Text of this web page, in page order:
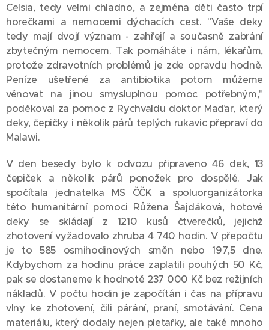
Celsia, tedy velmi chladno, a zejména děti často trpí
horečkami a nemocemi dýchacích cest. "Vaše deky
tedy mají dvojí význam - zahřejí a současně zabrání
zbytečným nemocem. Tak pomáháte i nám, lékařům,
protože zdravotních problémů je zde opravdu hodně.
Peníze ušetřené za antibiotika potom můžeme
věnovat na jinou smysluplnou pomoc potřebným,"
poděkoval za pomoc z Rychvaldu doktor Maďar, který
deky, čepičky i několik párů teplých rukavic přepraví do
Malawi.
V den besedy bylo k odvozu připraveno 46 dek, 13
čepiček a několik párů ponožek pro dospělé. Jak
spočítala jednatelka MS ČČK a spoluorganizátorka
této humanitární pomoci Růžena Šajdáková, hotové
deky se skládají z 1210 kusů čtverečků, jejichž
zhotovení vyžadovalo zhruba 4 740 hodin. V přepočtu
je to 585 osmihodinových směn nebo 197,5 dne.
Kdybychom za hodinu práce zaplatili pouhých 50 Kč,
pak se dostaneme k hodnotě 237 000 Kč bez režijních
nákladů. V počtu hodin je započítán i čas na přípravu
vlny ke zhotovení, čili párání, praní, smotávání. Cena
materiálu, který dodaly nejen pletařky, ale také mnoho